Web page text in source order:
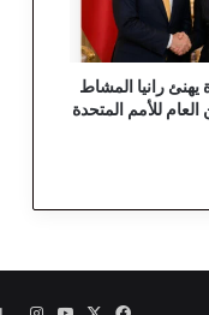
يهنئ رانيا المشاط
العام للأمم المتحدة